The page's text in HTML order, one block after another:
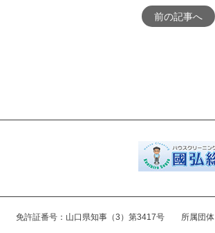
前の記事へ
免許証番号 山口県知事（3）第3417号 所属団体